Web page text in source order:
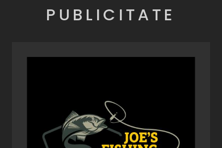
PUBLICITATE